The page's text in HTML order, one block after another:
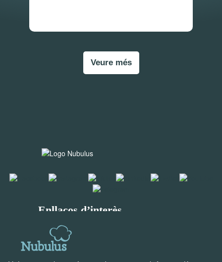
Veure més
Enllaços d’interès
Solucions per a empreses
Solucions creades per nosaltres